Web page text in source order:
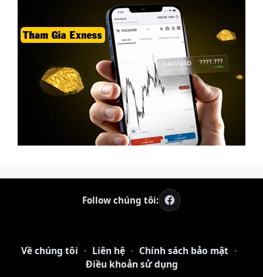
Follow chúng tôi:
Về chúng tôi · Liên hệ · Chính sách bảo mật ·
Điều khoản sử dụng